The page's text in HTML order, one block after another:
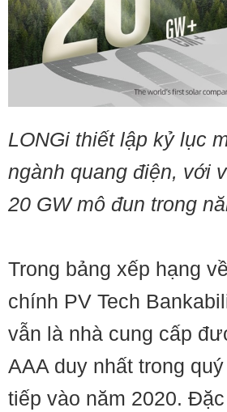
LONGi thiết lập kỷ lục
ngành quang điện, với
20 GW mô đun trong
Trong bảng xếp hạng
chính PV Tech
vẫn là nhà cung cấp
AAA duy nhất trong
tiếp vào năm 2020.